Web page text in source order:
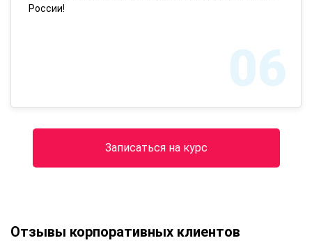
России!
06
Записаться на курс
Отзывы корпоративных клиентов